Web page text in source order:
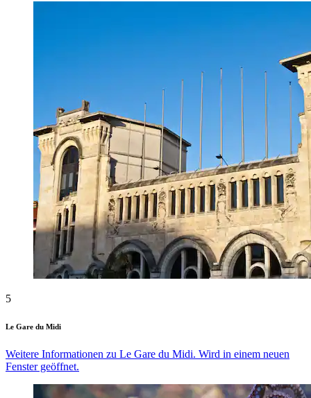
5
Le Gare du Midi
Weitere Informationen zu Le Gare du Midi. Wird in einem neuen
Fenster geöffnet.